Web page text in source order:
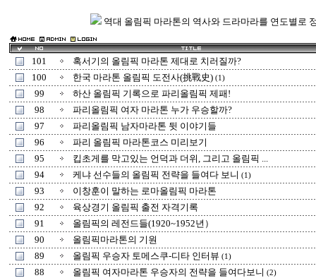
역대 올림픽 마라톤의 역사와 드라마라를 연도별로
101
혹서기의 올림픽 마라톤 제대로 치러질까?
100
한국 마라톤 올림픽 도전사(挑戰史) (1)
99
하산 올림픽 기록으로 파리올림픽 제패!
98
파리올림픽 여자 마라톤 누가 우승할까?
97
파리올림픽 남자마라톤 뒷 이야기들
96
파리 올림픽 마라톤코스 미리보기
95
킵초게를 막고있는 언덕과 더위, 그리고 올림픽 ...
94
케냐 선수들의 올림픽 전략을 들여다 보니 (1)
93
이창훈이 말하는 로마올림픽 마라톤
92
육상경기 올림픽 출전 자격기록
91
올림픽의 레전드들(1920~1952년）
90
올림픽마라톤의 기원
89
올림픽 우승자 토메스쿠-디타 인터뷰 (1)
88 올림픽 여자마라톤 우승자의 전략을 들여다보니 (2)